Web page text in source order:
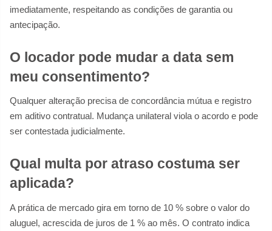
imediatamente, respeitando as condições de garantia ou
antecipação.
O locador pode mudar a data sem
meu consentimento?
Qualquer alteração precisa de concordância mútua e registro
em aditivo contratual. Mudança unilateral viola o acordo e pode
ser contestada judicialmente.
Qual multa por atraso costuma ser
aplicada?
A prática de mercado gira em torno de 10 % sobre o valor do
aluguel, acrescida de juros de 1 % ao mês. O contrato indica